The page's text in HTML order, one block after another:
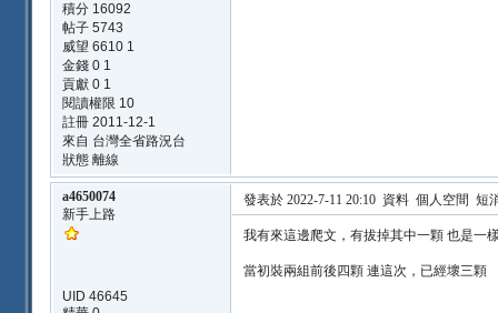
積分 16092
帖子 5743
威望 6610 1
金錢 0 1
貢獻 0 1
閱讀權限 10
註冊 2011-12-1
來自 台灣全省路況台
狀態 離線
a4650074
新手上路
UID 46645
發表於 2022-7-11 20:10 資料 個人空間 短
我有來這邊爬文，有拔掉其中一顆 也是一
當初裝兩組前後四顆 連這次，已經壞三顆